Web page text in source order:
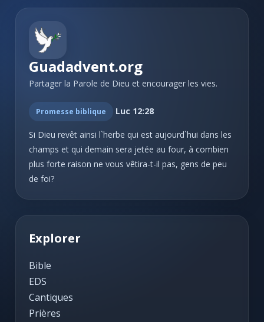
Guadadvent.org
Partager la Parole de Dieu et encourager les vies.
Promesse biblique Luc 12:28
Si Dieu revêt ainsi l`herbe qui est aujourd`hui dans les
champs et qui demain sera jetée au four, à combien
plus forte raison ne vous vêtira-t-il pas, gens de peu
de foi?
Explorer
Bible
EDS
Cantiques
Prières